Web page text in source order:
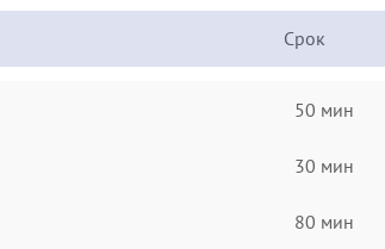
Срок
50 мин
30 мин
80 мин